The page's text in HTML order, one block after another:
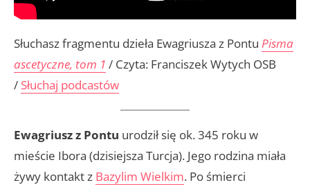
Słuchasz fragmentu dzieła Ewagriusza z Pontu Pisma
ascetyczne, tom 1 / Czyta: Franciszek Wytych OSB
/ Słuchaj podcastów
Ewagriusz z Pontu urodził się ok. 345 roku w
mieście Ibora (dzisiejsza Turcja). Jego rodzina miała
żywy kontakt z Bazylim Wielkim. Po śmierci